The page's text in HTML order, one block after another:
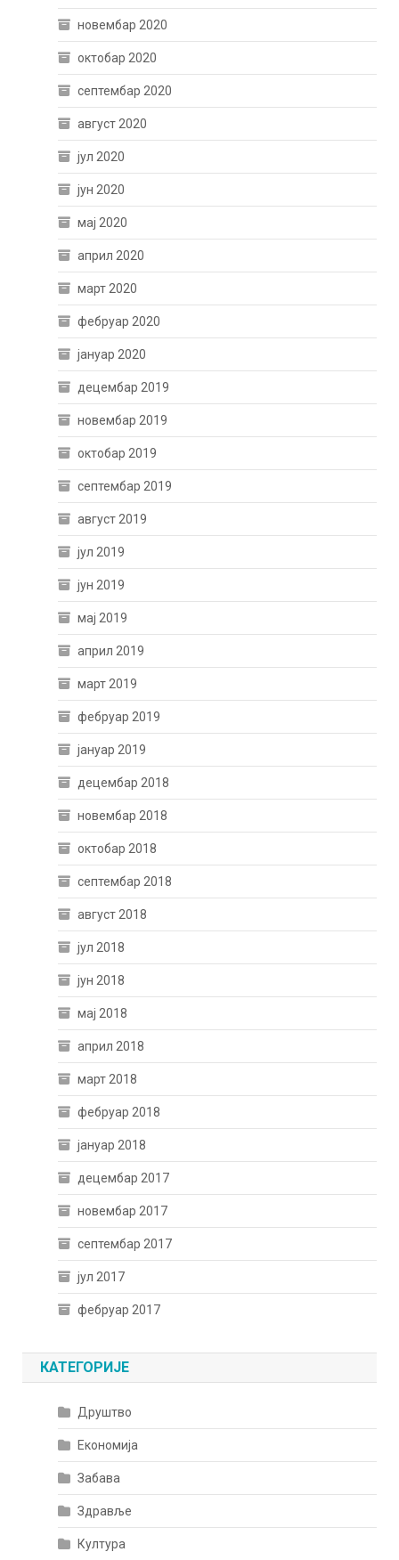
новембар 2020
октобар 2020
септембар 2020
август 2020
јул 2020
јун 2020
мај 2020
април 2020
март 2020
фебруар 2020
јануар 2020
децембар 2019
новембар 2019
октобар 2019
септембар 2019
август 2019
јул 2019
јун 2019
мај 2019
април 2019
март 2019
фебруар 2019
јануар 2019
децембар 2018
новембар 2018
октобар 2018
септембар 2018
август 2018
јул 2018
јун 2018
мај 2018
април 2018
март 2018
фебруар 2018
јануар 2018
децембар 2017
новембар 2017
септембар 2017
јул 2017
фебруар 2017
КАТЕГОРИЈЕ
Друштво
Економија
Забава
Здравље
Култура